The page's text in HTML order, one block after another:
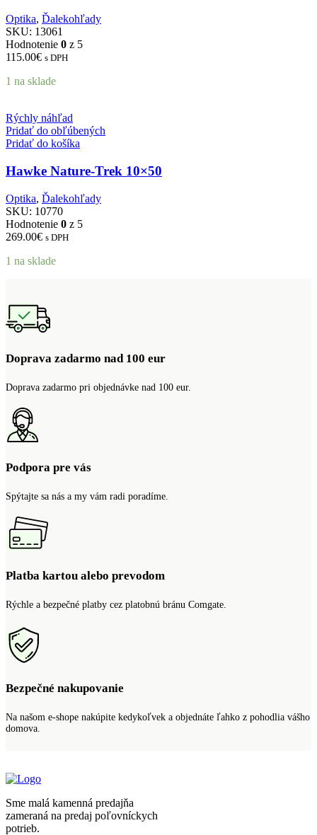
Optika, Ďalekohľady
SKU: 13061
Hodnotenie 0 z 5
115.00€ s DPH
1 na sklade
Rýchly náhľad
Pridať do obľúbených
Pridať do košíka
Hawke Nature-Trek 10×50
Optika, Ďalekohľady
SKU: 10770
Hodnotenie 0 z 5
269.00€ s DPH
1 na sklade
Doprava zadarmo nad 100 eur
Doprava zadarmo pri objednávke nad 100 eur.
Podpora pre vás
Spýtajte sa nás a my vám radi poradíme.
Platba kartou alebo prevodom
Rýchle a bezpečné platby cez platobnú bránu Comgate.
Bezpečné nakupovanie
Na našom e-shope nakúpite kedykoľvek a objednáte ľahko z pohodlia vášho
domova.
Sme malá kamenná predajňa
zameraná na predaj poľovníckych
potrieb.